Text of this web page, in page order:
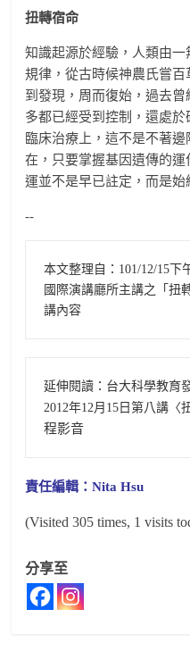
扭轉宿命
知識起源於經驗，人類由
規律，從古時候神農氏嘗
到發現，周而復始，過去
多都已經受到控制，還處
臨床治療上，這不是不著
在，只要掌握基因遺傳的
運並不是早已註定，而是始
--
本文整理自：101/12/15下
國際演講廳所主講之「扭
講內容
延伸閱讀：台大科學教育
2012年12月15日第八講〈
程影音
責任編輯：Nita Hsu
(Visited 305 times, 1 visits
分享至